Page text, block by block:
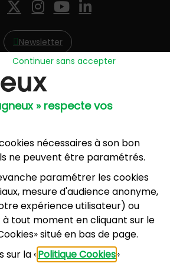
» respecte vos
nécessaires à son bon
ne peuvent être paramétrés.
paramétrer les cookies
mesure d'audience anonyme,
expérience utilisateur) ou
à tout moment en cliquant sur le
situé en bas de page.
sur la «Politique Cookies»
Continuer sans accepter
X (Twitter)
Instagram
YouTube
LinkedIn
Newsletter
Hôtel de Ville
Ravera - 92220 Bagneux
01 42 31 60 00
Port Galand - 92220 Bagneux
01 45 47 62 00
CONTACTER
:
jeudi, vendredi : 8h30-12h et